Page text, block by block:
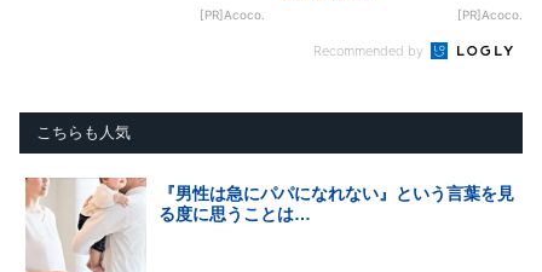
[PR]Acoco. [PR]Acoco.
Recommended by
こちらも人気
『男性は急にパパになれない』という言葉を見
る度に思うことは…